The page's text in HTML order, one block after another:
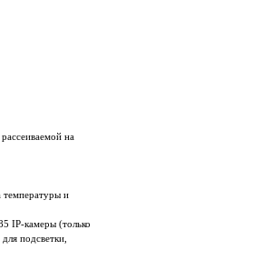
на
температуры и
IP-камеры (только
подсветки,